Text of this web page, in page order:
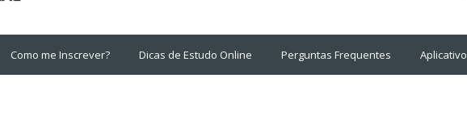
Como me Inscrever? Dicas de Estudo Online Perguntas Frequentes